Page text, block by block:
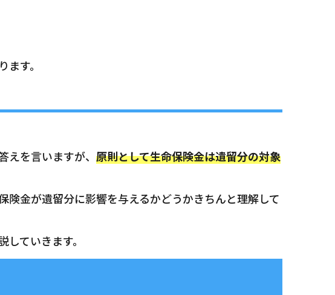
す。
を言いますが、 原則として生命保険金は遺留分の対象
金が遺留分に影響を与えるかどうかきちんと理解して
ていきます。